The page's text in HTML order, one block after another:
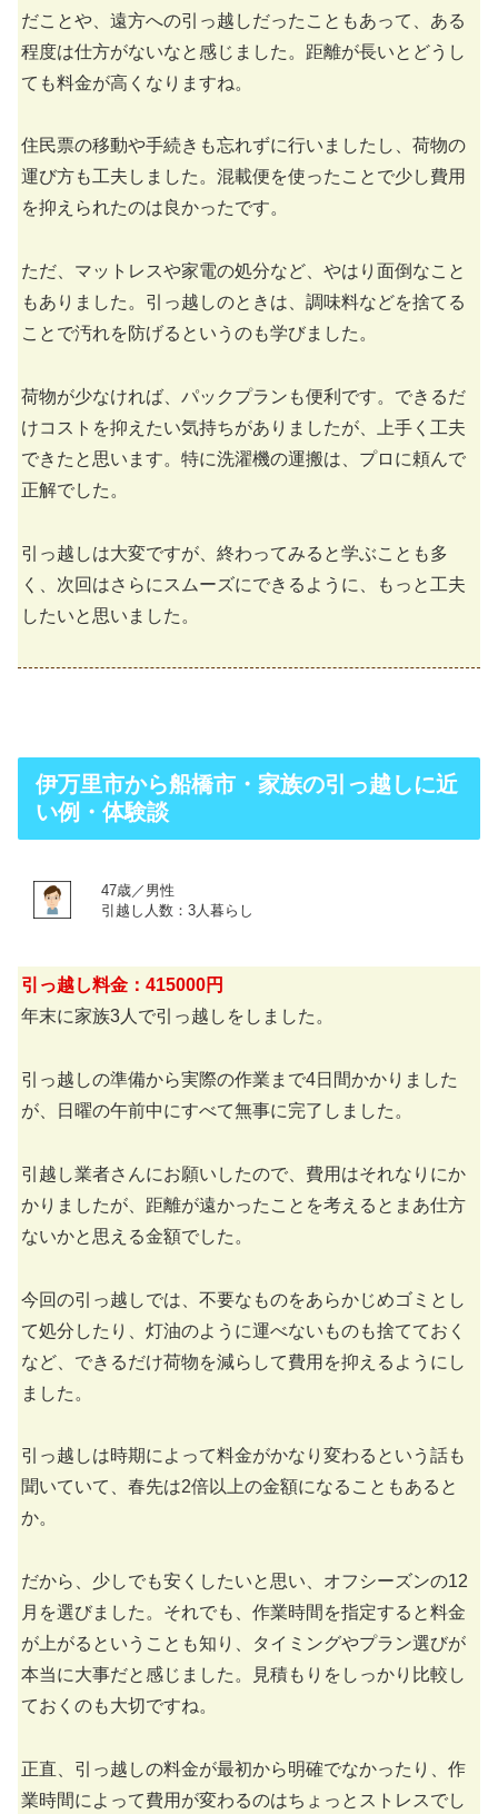
だことや、遠方への引っ越しだったこともあって、ある
程度は仕方がないなと感じました。距離が長いとどうし
ても料金が高くなりますね。
住民票の移動や手続きも忘れずに行いましたし、荷物の
運び方も工夫しました。混載便を使ったことで少し費用
を抑えられたのは良かったです。
ただ、マットレスや家電の処分など、やはり面倒なこと
もありました。引っ越しのときは、調味料などを捨てる
ことで汚れを防げるというのも学びました。
荷物が少なければ、パックプランも便利です。できるだ
けコストを抑えたい気持ちがありましたが、上手く工夫
できたと思います。特に洗濯機の運搬は、プロに頼んで
正解でした。
引っ越しは大変ですが、終わってみると学ぶことも多
く、次回はさらにスムーズにできるように、もっと工夫
したいと思いました。
伊万里市から船橋市・家族の引っ越しに近
い例・体験談
47歳／男性
引越し人数：3人暮らし
引っ越し料金：415000円
年末に家族3人で引っ越しをしました。
引っ越しの準備から実際の作業まで4日間かかりました
が、日曜の午前中にすべて無事に完了しました。
引越し業者さんにお願いしたので、費用はそれなりにか
かりましたが、距離が遠かったことを考えるとまあ仕方
ないかと思える金額でした。
今回の引っ越しでは、不要なものをあらかじめゴミとし
て処分したり、灯油のように運べないものも捨てておく
など、できるだけ荷物を減らして費用を抑えるようにし
ました。
引っ越しは時期によって料金がかなり変わるという話も
聞いていて、春先は2倍以上の金額になることもあると
か。
だから、少しでも安くしたいと思い、オフシーズンの12
月を選びました。それでも、作業時間を指定すると料金
が上がるということも知り、タイミングやプラン選びが
本当に大事だと感じました。見積もりをしっかり比較し
ておくのも大切ですね。
正直、引っ越しの料金が最初から明確でなかったり、作
業時間によって費用が変わるのはちょっとストレスでし